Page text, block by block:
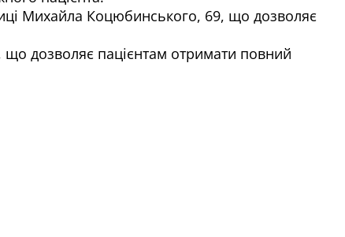
Михайла Коцюбинського, 69, що дозволяє
що дозволяє пацієнтам отримати повний